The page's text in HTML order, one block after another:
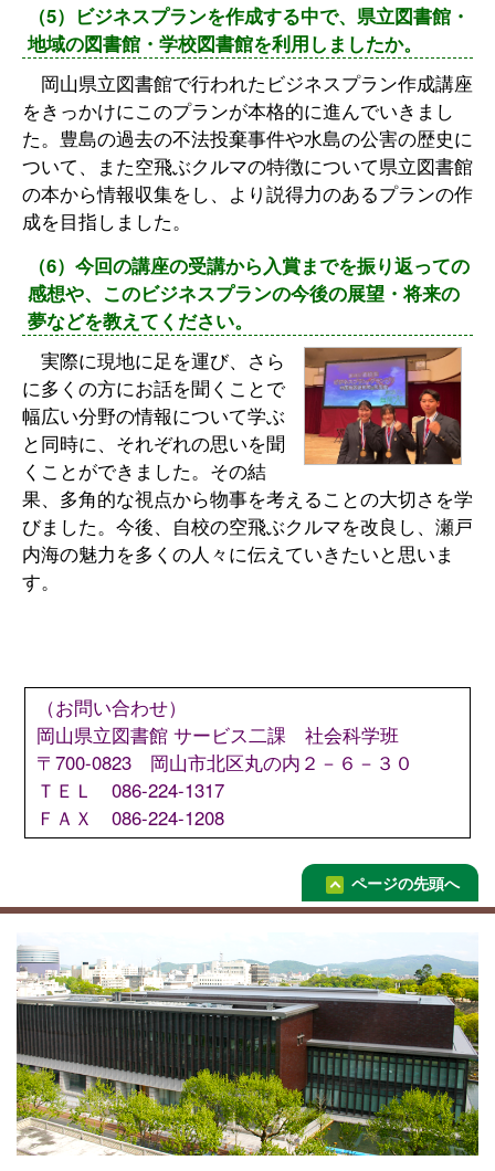
（5）ビジネスプランを作成する中で、県立図書館・
地域の図書館・学校図書館を利用しましたか。
岡山県立図書館で行われたビジネスプラン作成講座
をきっかけにこのプランが本格的に進んでいきまし
た。豊島の過去の不法投棄事件や水島の公害の歴史に
ついて、また空飛ぶクルマの特徴について県立図書館
の本から情報収集をし、より説得力のあるプランの作
成を目指しました。
（6）今回の講座の受講から入賞までを振り返っての
感想や、このビジネスプランの今後の展望・将来の
夢などを教えてください。
実際に現地に足を運び、さら
に多くの方にお話を聞くことで
幅広い分野の情報について学ぶ
と同時に、それぞれの思いを聞
くことができました。その結
果、多角的な視点から物事を考えることの大切さを学
びました。今後、自校の空飛ぶクルマを改良し、瀬戸
内海の魅力を多くの人々に伝えていきたいと思いま
す。
（お問い合わせ）
岡山県立図書館 サービス二課 社会科学班
〒700-0823 岡山市北区丸の内２－６－３０
ＴＥＬ 086-224-1317
ＦＡＸ 086-224-1208
ページの先頭へ